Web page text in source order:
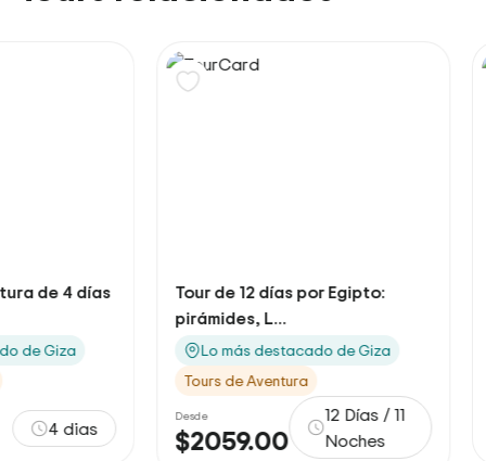
Tour de 12 días por Egipto:
Lo más destacado de Giza
$2059.00
12 Días / 11
Noches
Paquete 14 Días
Lo más
$3198.00